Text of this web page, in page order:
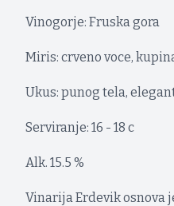
Vinogorje: Fruska gora
Miris: crveno voce,
Ukus: punog tela,
Serviranje: 16 - 18 c
Alk. 15.5 %
Vinarija Erdevik osnova